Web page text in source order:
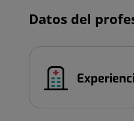
Datos del